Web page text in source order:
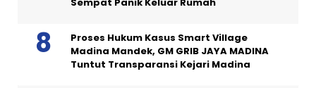
Sempat Panik Keluar Rumah
Proses Hukum Kasus Smart Village
Madina Mandek, GM GRIB JAYA MADINA
Tuntut Transparansi Kejari Madina